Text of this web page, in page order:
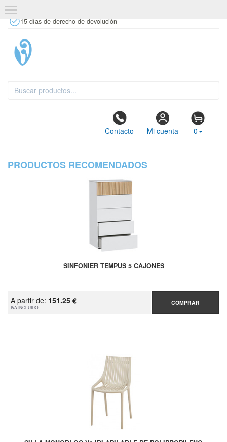
15 días de derecho de devolución
Contacto Mi cuenta 0
PRODUCTOS RECOMENDADOS
SINFONIER TEMPUS 5 CAJONES
A partir de: 151.25 €
IVA INCLUIDO
COMPRAR